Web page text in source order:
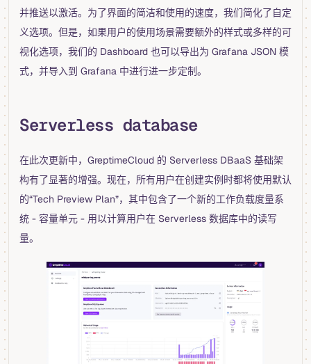
并推送以激活。为了界面的简洁和使用的速度，我们简化了自定
义选项。但是，如果用户的使用场景需要额外的样式或多样的可
视化选项，我们的 Dashboard 也可以导出为 Grafana JSON 模
式，并导入到 Grafana 中进行进一步定制。
Serverless database
在此次更新中，GreptimeCloud 的 Serverless DBaaS 基础架
构有了显著的增强。现在，所有用户在创建实例时都将使用默认
的“Tech Preview Plan”，其中包含了一个新的工作负载度量系
统 - 容量单元 - 用以计算用户在 Serverless 数据库中的读写
量。